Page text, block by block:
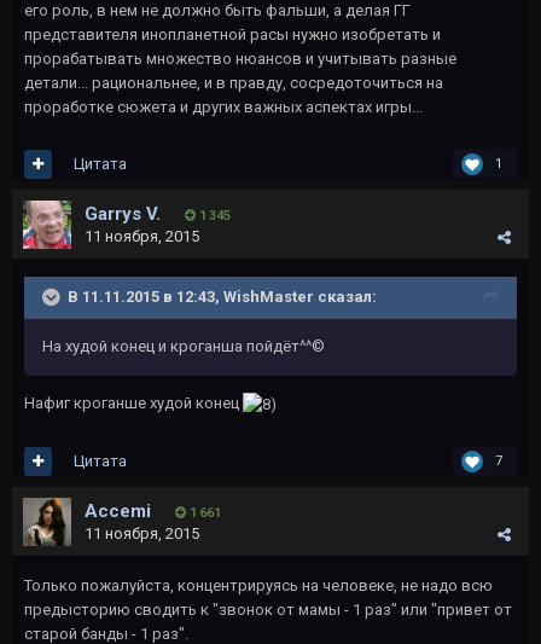
его роль, в нем не должно быть фальши, а делая ГГ
представителя инопланетной расы нужно изобретать и
прорабатывать множество нюансов и учитывать разные
детали... рациональнее, и в правду, сосредоточиться на
проработке сюжета и других важных аспектах игры...
1
Цитата
Garrys V. 1 345
11 ноября, 2015
В 11.11.2015 в 12:43, WishMaster сказал:
На худой конец и кроганша пойдёт^^©
Нафиг кроганше худой конец
7
Цитата
Accemi 1 661
11 ноября, 2015
Только пожалуйста, концентрируясь на человеке, не надо всю
предысторию сводить к "звонок от мамы - 1 раз" или "привет от
старой банды - 1 раз".